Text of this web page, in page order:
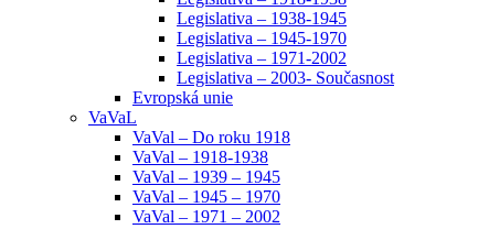
Legislativa – 1938-1945
Legislativa – 1945-1970
Legislativa – 1971-2002
Legislativa – 2003- Současnost
Evropská unie
VaVaL
VaVal – Do roku 1918
VaVal – 1918-1938
VaVal – 1939 – 1945
VaVal – 1945 – 1970
VaVal – 1971 – 2002